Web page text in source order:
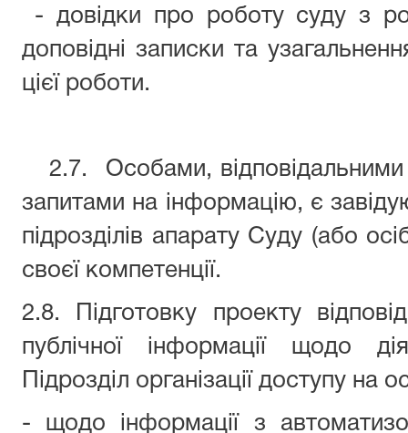
- довідки про роботу суду з
доповідні записки та
цієї роботи.
2.7.
Особами, відповідальними
запитами на інформацію, є
підрозділів апарату Суду (або
своєї компетенції.
2.8. Підготовку проекту
публічної інформації щодо
Підрозділ організації доступу на
- щодо інформації з